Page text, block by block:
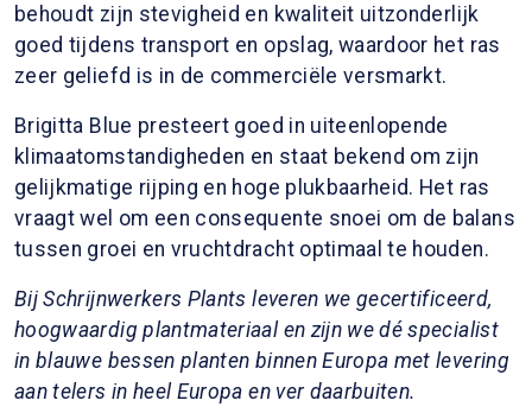
behoudt zijn stevigheid en kwaliteit uitzonderlijk
goed tijdens transport en opslag, waardoor het ras
zeer geliefd is in de commerciële versmarkt.
Brigitta Blue presteert goed in uiteenlopende
klimaatomstandigheden en staat bekend om zijn
gelijkmatige rijping en hoge plukbaarheid. Het ras
vraagt wel om een consequente snoei om de balans
tussen groei en vruchtdracht optimaal te houden.
Bij Schrijnwerkers Plants leveren we gecertificeerd,
hoogwaardig plantmateriaal en zijn we dé specialist
in blauwe bessen planten binnen Europa met levering
aan telers in heel Europa en ver daarbuiten.